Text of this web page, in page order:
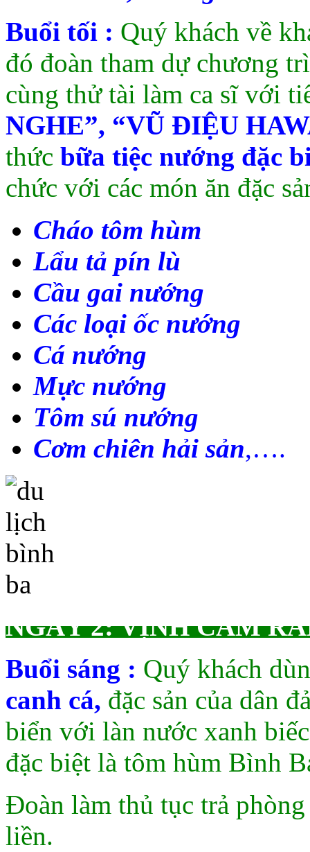
Buổi tối : Quý khách về
đó đoàn tham dự chương
cùng thử tài làm ca sĩ với
NGHE”, “VŨ ĐIỆU
thức bữa tiệc nướng đặc
chức với các món ăn đặc
Cháo tôm hùm
Lẩu tả pín lù
Cầu gai nướng
Các loại ốc nướng
Cá nướng
Mực nướng
Tôm sú nướng
Cơm chiên hải sản,….
NGÀY 2: VỊNH CAM
Buổi sáng : Quý khách
canh cá, đặc sản của dân
biển với làn nước xanh
đặc biệt là tôm hùm Bình
Đoàn làm thủ tục trả
liền.